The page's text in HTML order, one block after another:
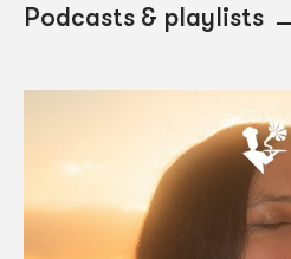
Podcasts & playlists